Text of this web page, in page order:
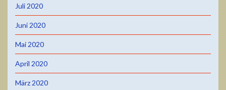
Juli 2020
Juni 2020
Mai 2020
April 2020
März 2020